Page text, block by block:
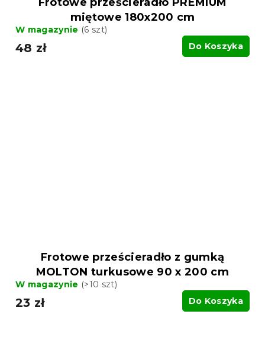
miętowe 180x200 cm
W magazynie (6 szt)
48 zł Do Koszyka
Frotowe prześcieradło z gumką
MOLTON turkusowe 90 x 200 cm
W magazynie (>10 szt)
23 zł Do Koszyka